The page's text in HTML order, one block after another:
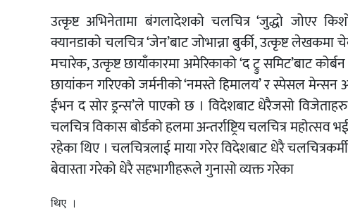
उत्कृष्ट अभिनेतामा बंगलादेशको चलचित्र ‘जुद्धो जोएर
क्यानडाको चलचित्र ‘जेन’बाट जोभान्ना बुर्की, उत्कृष्ट
मचारेक, उत्कृष्ट छायाँकारमा अमेरिकाको ‘द ट्रु समिट’बाट
छायांकन गरिएको जर्मनीको ‘नमस्ते हिमालय’ र स्पेसल मेन्सन
ईभन द सोर ड्रन्स’ले पाएको छ । विदेशबाट धेरैजसो
चलचित्र विकास बोर्डको हलमा अन्तर्राष्ट्रिय चलचित्र
रहेका थिए । चलचित्रलाई माया गरेर विदेशबाट धेरै
बेवास्ता गरेको धेरै सहभागीहरूले गुनासो व्यक्त गरेका
थिए ।